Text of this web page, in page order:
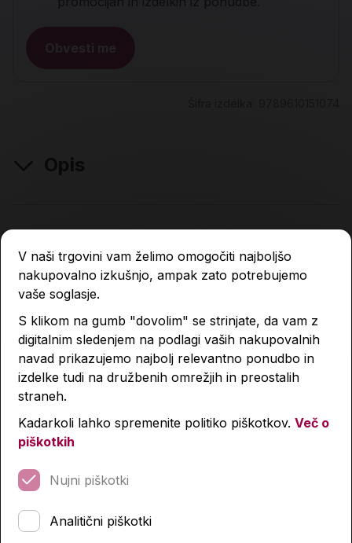
Opis
Podobni izdelki
V naši trgovini vam želimo omogočiti najboljšo
nakupovalno izkušnjo, ampak zato potrebujemo
vaše soglasje.
S klikom na gumb "dovolim" se strinjate, da vam z
digitalnim sledenjem na podlagi vaših nakupovalnih
navad prikazujemo najbolj relevantno ponudbo in
izdelke tudi na družbenih omrežjih in preostalih
straneh.
Kadarkoli lahko spremenite politiko piškotkov. Več o
piškotkih
Nujni piškotki
Analitični piškotki